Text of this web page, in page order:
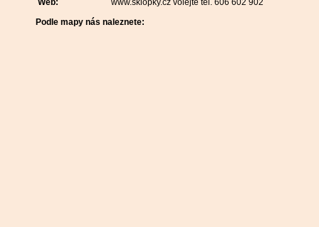
Web:
www.sklopky.cz volejte tel. 606 602 902
Podle mapy nás naleznete: